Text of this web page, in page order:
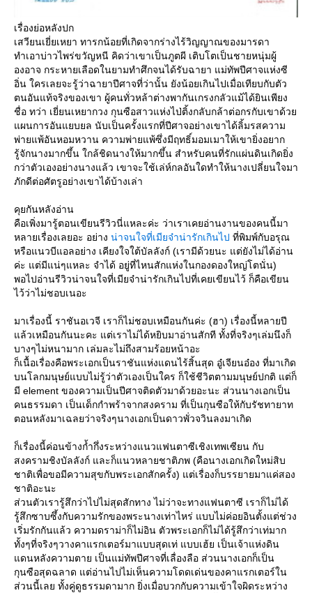
เรื่องย่อหลังปก
เสวียนเยี่ยเหยา ทารกน้อยที่เกิดจากร่างไร้วิญญาณของมารดา
ทำเอาบ่าวไพร่ขวัญหนี คิดว่าเขาเป็นภูตผี เติบโตเป็นชายหนุ่มผู้
องอาจ กระหายเลือดในยามทำศึกจนได้รับฉายา แม่ทัพปีศาจแห่งซี
อิ่น ใครเลยจะรู้ว่าฉายาปีศาจที่ว่านั้น ยังน้อยเกินไปเมื่อเทียบกับตัว
ตนอันแท้จริงของเขา ผู้คนทั่วหล้าต่างพากันเกรงกลัวแม้ได้ยินเพียง
ชื่อ ทว่า เยี่ยนเหยากวง กุนซือสาวแห่งไป่ติ้งกลับกล้าต่อกรกับเขาด้ว
ผนการอันแยบยล นับเป็นครั้งแรกที่ปีศาจอย่างเขาได้ลิ้มรสความ
พ่ายแพ้อันหอมหวาน ความพ่ายแพ้ซึ่งมีฤทธิ์มอมเมาให้เขายิ่งอยาก
รู้จักนางมากขึ้น ใกล้ชิดนางให้มากขึ้น สำหรับคนที่รักแผ่นดินเกิดยิ่ง
กว่าตัวเองอย่างนางแล้ว เขาจะใช้เล่ห์กลอันใดทำให้นางเปลี่ยนใจมา
ภักดีต่อศัตรูอย่างเขาได้บ้างเล่า
คุยกันหลังอ่าน
คือเพิ่งมารู้ตอนเขียนรีวิวนี่แหละค่ะ ว่าเราเคยอ่านงานของคนนี้มา
หลายเรื่องเลยอะ อย่าง น่าจนใจที่เมียจ๋าน่ารักเกินไป ที่พิมพ์กับอรุณ
หรือแนวบีแอลอย่าง เคียงใจใต้บัลลังก์ (เรามีด้วยนะ แต่ยังไม่ได้อ่าน
ค่ะ แต่มีแน่ๆแหละ จำได้ อยู่ที่ไหนสักแห่งในกองดองใหญ่โตนั่น)
พอไปอ่านรีวิวน่าจนใจที่เมียจ๋าน่ารักเกินไปที่เคยเขียนไว้ ก็คือเขียน
ไว้ว่าไม่ชอบเนอะ
มาเรื่องนี้ ราชันอเวจี เราก็ไม่ชอบเหมือนกันค่ะ (ฮา) เรื่องนี้หลายปี
ล้วเหมือนกันนะคะ แต่เราไม่ได้หยิบมาอ่านสักที ทั้งที่จริงๆเล่มนึงก็
บางๆไม่หนามาก เล่มละไม่ถึงสามร้อยหน้าอะ
ก็เนื้อเรื่องคือพระเอกเป็นราชันแห่งแดนไร้สิ้นสุด อู๋เจียนอ๋อง ที่มาเกิด
บนโลกมนุษย์แบบไม่รู้ว่าตัวเองเป็นใคร ก็ใช้ชีวิตตามมนุษย์ปกติ แต่ก็
มี element ของความเป็นปีศาจติดตัวมาด้วยอะนะ ส่วนนางเอกเป็น
คนธรรมดา เป็นเด็กกำพร้าจากสงคราม ที่เป็นกุนซือให้กับรัชทายาท
ตอนหลังมาเฉลยว่าจริงๆนางเอกเป็นดาวพั่วจวินลงมาเกิด
ก็เรื่องนี้ค่อนข้างก้ำกึ่งระหว่างแนวแฟนตาซีเชิงเทพเซียน กับ
สงครามชิงบัลลังก์ และก็แนวหลายชาติภพ (คือนางเอกเกิดใหม่สิบ
ชาติเพื่อขอมีความสุขกับพระเอกสักครั้ง) แต่เรื่องก็บรรยายมาแค่สอง
ชาติอะนะ
ส่วนตัวเรารู้สึกว่าไปไม่สุดสักทาง ไม่ว่าจะทางแฟนตาซี เราก็ไม่ได้
รู้สึกซาบซึ้งกับความรักของพระนางเท่าไหร่ แบบไม่ค่อยอินตั้งแต่ช่วง
เริ่มรักกันแล้ว ความดราม่าก็ไม่อิน ตัวพระเอกก็ไม่ได้รู้สึกว่าเท่มาก
ทั้งๆที่จริงๆวางคาแรกเตอร์มาแบบสุดเท่ แบบเฮ้ย เป็นเจ้าแห่งดิน
ดนหลังความตาย เป็นแม่ทัพปีศาจที่เลื่องลือ ส่วนนางเอกก็เป็น
กุนซือสุดฉลาด แต่อ่านไปไม่เห็นความโดดเด่นของคาแรกเตอร์ใน
ส่วนนี้เลย ทั้งคู่ดูธรรมดามาก ยิ่งเมื่อบวกกับความเข้าใจผิดระหว่าง